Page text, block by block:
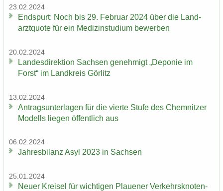
23.02.2024
End­spurt: Noch bis 29. Fe­bru­ar 2024 über die Land­
arzt­quo­te für ein Me­di­zin­stu­di­um be­wer­ben
20.02.2024
Lan­des­di­rek­ti­on Sach­sen ge­neh­migt „De­po­nie im
Forst“ im Land­kreis Gör­litz
13.02.2024
An­trags­un­ter­la­gen für die vier­te Stufe des Chem­nit­zer
Mo­dells lie­gen öf­fent­lich aus
06.02.2024
Jah­res­bi­lanz Asyl 2023 in Sach­sen
25.01.2024
Neuer Krei­sel für wich­ti­gen Plaue­ner Ver­kehrs­kno­ten­